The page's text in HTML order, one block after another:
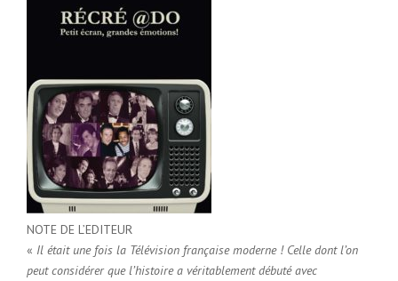
NOTE DE L’EDITEUR
« Il était une fois la Télévision française moderne ! Celle dont l’on
peut considérer que l’histoire a véritablement débuté avec